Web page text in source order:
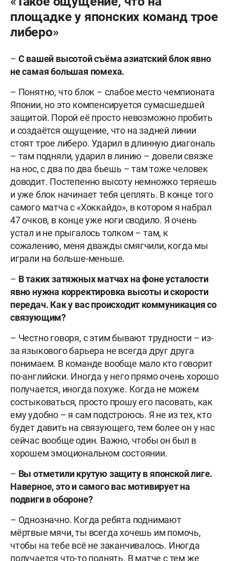
площадке у японских команд трое
либеро»
– С вашей высотой съёма азиатский блок явно
не самая большая помеха.
– Понятно, что блок – слабое место чемпионата
Японии, но это компенсируется сумасшедшей
защитой. Порой её просто невозможно пробить
и создаётся ощущение, что на задней линии
стоят трое либеро. Ударил в длинную диагональ
– там подняли, ударил в линию – довели связке
на нос, с два по два бьешь – там тоже человек
доводит. Постепенно высоту немножко теряешь
и уже блок начинает тебя цеплять. В конце того
самого матча с «Хоккайдо», в котором я набрал
47 очков, в конце уже ноги сводило. Я очень
устал и не прыгалось толком – там, к
сожалению, меня дважды смягчили, когда мы
играли на больше-меньше.
– В таких затяжных матчах на фоне усталости
явно нужна корректировка высоты и скорости
передач. Как у вас происходит коммуникация со
связующим?
– Честно говоря, с этим бывают трудности – из-
за языкового барьера не всегда друг друга
понимаем. В команде вообще мало кто говорит
по-английски. Иногда у него прямо очень хорошо
получается, иногда похуже. Когда не можем
состыковаться, просто прошу его пасовать, как
ему удобно – я сам подстроюсь. Я не из тех, кто
будет давить на связующего, тем более он у нас
сейчас вообще один. Важно, чтобы он был в
хорошем эмоциональном состоянии.
– Вы отметили крутую защиту в японской лиге.
Наверное, это и самого вас мотивирует на
подвиги в обороне?
– Однозначно. Когда ребята поднимают
мёртвые мячи, ты всегда хочешь им помочь,
чтобы на тебе всё не заканчивалось. Иногда
получается что-то поднять. В матче с тем же